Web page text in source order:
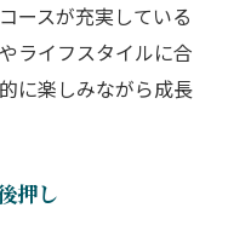
トを体感しよう
ッスンを活用する
心レッスン環境
ールの魅力
ースが充実している
ライフスタイルに合
に楽しみながら成長
押し